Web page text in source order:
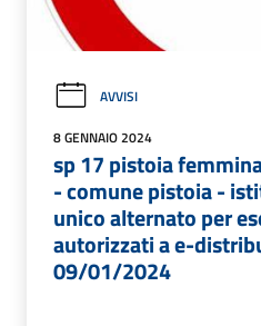
AVVISI
8 GENNAIO 2024
sp 17 pistoia
- comune pistoia -
unico alternato per
autorizzati a e-
09/01/2024